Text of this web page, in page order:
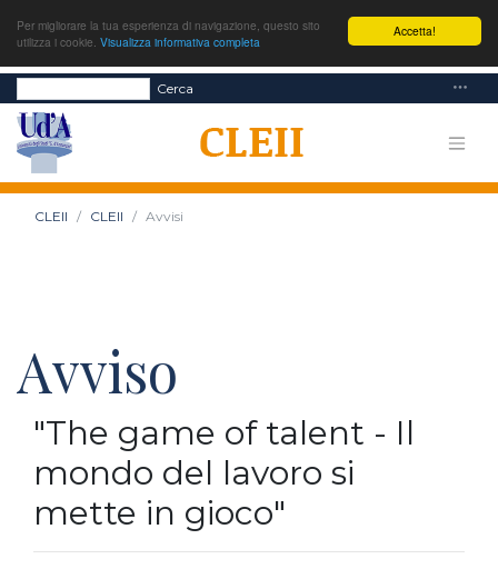
Accetta!
Per migliorare la tua esperienza di navigazione, questo sito
utilizza i cookie. Visualizza informativa completa
Cerca
CLEII CLEII Avvisi
Avviso
"The game of talent - Il
mondo del lavoro si
mette in gioco"